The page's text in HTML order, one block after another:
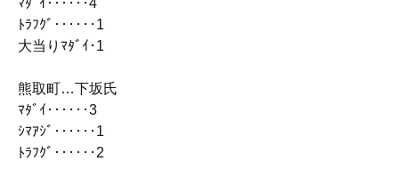
ﾄﾗﾌｸﾞ‥‥‥1
大当りﾏﾀﾞｲ･1
熊取町…下坂氏
ﾏﾀﾞｲ‥‥‥3
ｼﾏｱｼﾞ‥‥‥1
ﾄﾗﾌｸﾞ‥‥‥2